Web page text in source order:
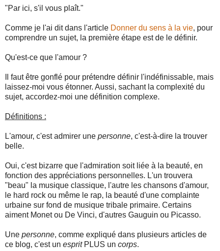
"Par ici, s'il vous plaît."
Comme je l'ai dit dans l'article Donner du sens à la vie, pour
comprendre un sujet, la première étape est de le définir.
Qu'est-ce que l'amour ?
Il faut être gonflé pour prétendre définir l'indéfinissable, mais
laissez-moi vous étonner. Aussi, sachant la complexité du
sujet, accordez-moi une définition complexe.
Définitions :
L'amour, c'est admirer une personne, c'est-à-dire la trouver
belle.
Oui, c'est bizarre que l'admiration soit liée à la beauté, en
fonction des appréciations personnelles. L'un trouvera
"beau" la musique classique, l'autre les chansons d'amour,
le hard rock ou même le rap, la beauté d'une complainte
urbaine sur fond de musique tribale primaire. Certains
aiment Monet ou De Vinci, d'autres Gauguin ou Picasso.
Une personne, comme expliqué dans plusieurs articles de
ce blog, c'est un espritPLUS un corps.